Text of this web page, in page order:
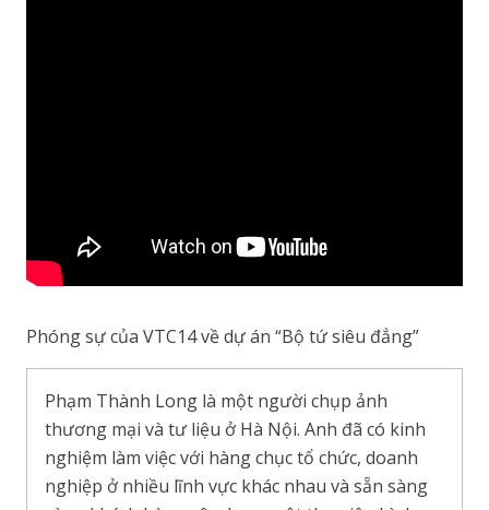
Phóng sự của VTC14 về dự án “Bộ tứ siêu đẳng”
Phạm Thành Long là một người chụp ảnh
thương mại và tư liệu ở Hà Nội. Anh đã có kinh
nghiệm làm việc với hàng chục tổ chức, doanh
nghiệp ở nhiều lĩnh vực khác nhau và sẵn sàng